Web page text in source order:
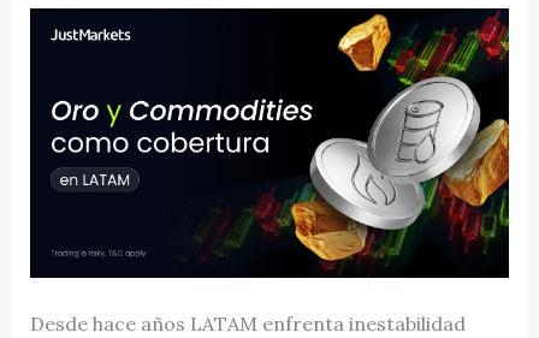
Desde hace años LATAM enfrenta inestabilidad